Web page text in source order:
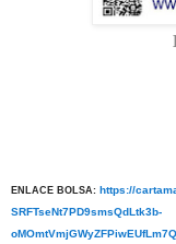
ENLACE BOLSA: https://
SRFTseNt7PD9smsQdLtk3b-